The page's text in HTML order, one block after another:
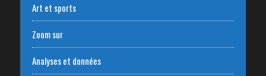
Art et sports
Zoom sur
Analyses et données